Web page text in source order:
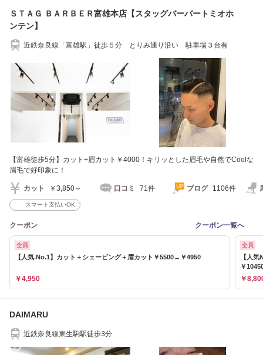
ＳＴＡＧ ＢＡＲＢＥＲ富雄本店【スタッグバーバートミオホ
ンテン】
近鉄奈良線「富雄駅」徒歩５分 とりみ通り沿い 駐車場３台有
【富雄徒歩5分】カット+眉カット￥4000！キリッとした眉毛や自然でCoolな
眉毛で好印象に！
カット ￥3,850～ 口コミ 71件 ブログ 1106件
スマート支払いOK
クーポン クーポン一覧へ
全員
【人気.No.1】カット＋シェービング＋眉カット￥5500→￥4950
￥4,950
全員
【人
￥
￥
DAIMARU
近鉄奈良線東生駒駅徒歩3分